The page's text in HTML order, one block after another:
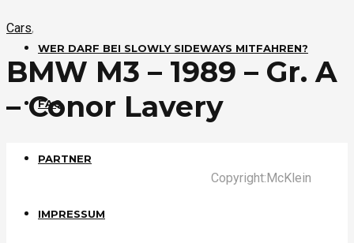
WER DARF BEI SLOWLY SIDEWAYS MITFAHREN?
FAQ
PARTNER
IMPRESSUM
Cars,
BMW M3 – 1989 – Gr. A
– Conor Lavery
Copyright:McKlein